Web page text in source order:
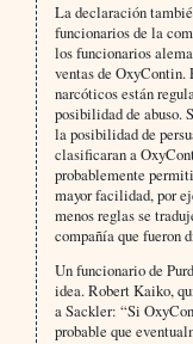
La declaración
funcionarios de la
los funcionarios
ventas de OxyContin.
narcóticos están
posibilidad de abuso.
la posibilidad de
clasificaran a
probablemente
mayor facilidad, por
menos reglas se
compañía que fueron
Un funcionario de
idea. Robert Kaiko,
a Sackler: “Si
probable que